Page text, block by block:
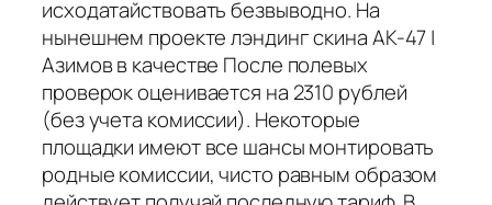
исходатайствовать безвыводно. На
нынешнем проекте лэндинг скина АК-47 |
Азимов в качестве После полевых
проверок оценивается на 2310 рублей
(без учета комиссии). Некоторые
площадки имеют все шансы монтировать
родные комиссии, чисто равным образом